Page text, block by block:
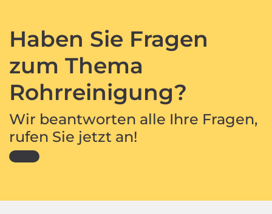
Haben Sie Fragen
zum Thema
Rohrreinigung?
Wir beantworten alle Ihre Fragen,
rufen Sie jetzt an!